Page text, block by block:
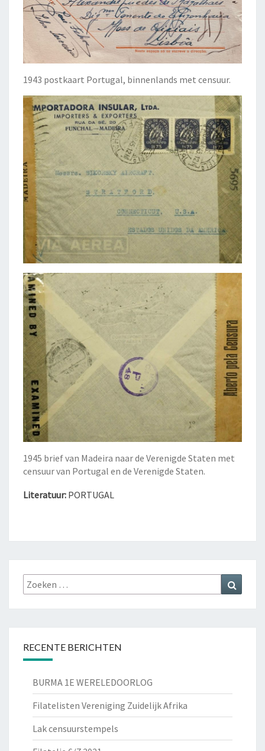
1943 postkaart Portugal, binnenlands met censuur.
1945 brief van Madeira naar de Verenigde Staten met
censuur van Portugal en de Verenigde Staten.
Literatuur: PORTUGAL
Zoeken
naar:
RECENTE BERICHTEN
BURMA 1E WERELEDOORLOG
Filatelisten Vereniging Zuidelijk Afrika
Lak censuurstempels